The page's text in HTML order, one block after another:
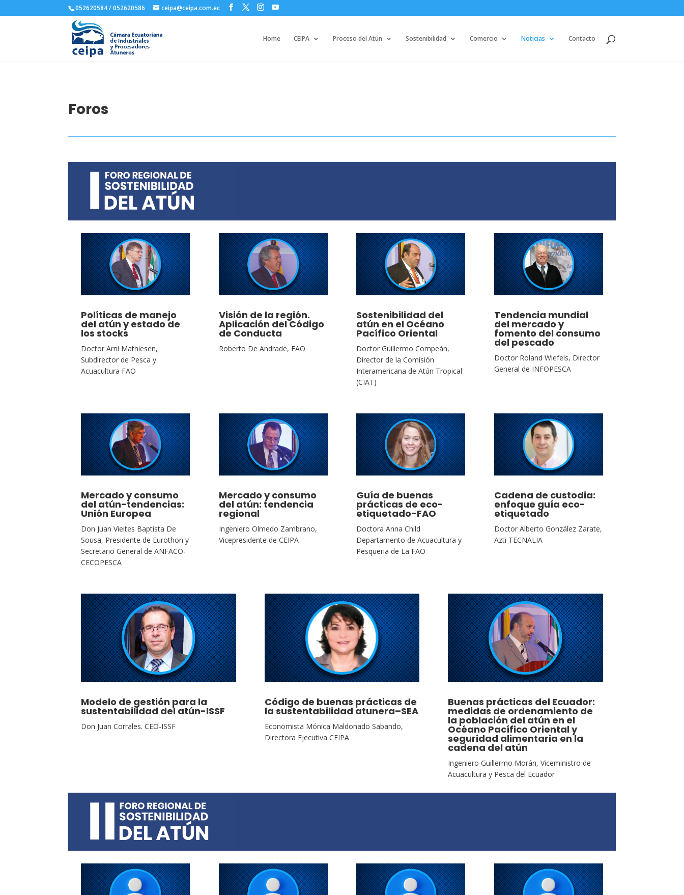
052620584 / 052620586 ceipa@ceipa.com.ec
Home CEIPA Proceso del Atún Sostenibilidad Comercio Noticias Contacto
Foros
Políticas de manejo
del atún y estado de
los stocks
Doctor Arni Mathiesen,
Subdirector de Pesca y
Acuacultura FAO
Visión de la región.
Aplicación del Código
de Conducta
Roberto De Andrade, FAO
Sostenibilidad del
atún en el Océano
Pacífico Oriental
Doctor Guillermo Compeán,
Director de la Comisión
Interamericana de Atún Tropical
(CIAT)
Tendencia mundial
del mercado y
fomento del consumo
del pescado
Doctor Roland Wiefels, Director
General de INFOPESCA
Mercado y consumo
del atún-tendencias:
Unión Europea
Don Juan Vieites Baptista De
Sousa, Presidente de Eurothon y
Secretario General de ANFACO-
CECOPESCA
Mercado y consumo
del atún: tendencia
regional
Ingeniero Olmedo Zambrano,
Vicepresidente de CEIPA
Guía de buenas
prácticas de eco-
etiquetado-FAO
Doctora Anna Child
Departamento de Acuacultura y
Pesqueria de La FAO
Cadena de custodia:
enfoque guía eco-
etiquetado
Doctor Alberto González Zarate,
Azti TECNALIA
Modelo de gestión para la
sustentabilidad del atún-ISSF
Don Juan Corrales. CEO-ISSF
Código de buenas prácticas de
la sustentabilidad atunera–SEA
Economista Mónica Maldonado Sabando,
Directora Ejecutiva CEIPA
Buenas prácticas del Ecuador:
medidas de ordenamiento de
la población del atún en el
Océano Pacífico Oriental y
seguridad alimentaria en la
cadena del atún
Ingeniero Guillermo Morán, Viceministro de
Acuacultura y Pesca del Ecuador